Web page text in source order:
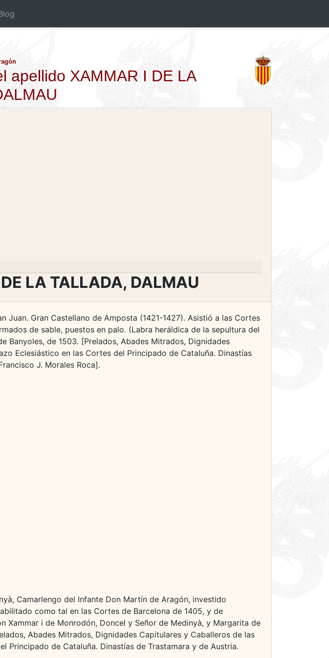
apellido XAMMAR I DE LA
LA TALLADA, DALMAU
Juan. Gran Castellano de Amposta (1421-1427). Asistió a las Cortes
de sable, puestos en palo. (Labra heráldica de la sepultura del
Banyoles, de 1503. [Prelados, Abades Mitrados, Dignidades
Eclesiástico en las Cortes del Principado de Cataluña. Dinastías
J. Morales Roca].
Camarlengo del Infante Don Martín de Aragón, investido
como tal en las Cortes de Barcelona de 1405, y de
Xammar i de Monrodón, Doncel y Señor de Medinyà, y Margarita de
Abades Mitrados, Dignidades Capitulares y Caballeros de las
Principado de Cataluña. Dinastías de Trastamara y de Austria.